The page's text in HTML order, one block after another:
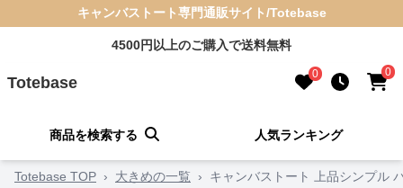
キャンバストート専門通販サイト/Totebase
4500円以上のご購入で送料無料
Totebase 0 0
商品を検索する 人気ランキング
Totebase TOP › 大きめの一覧 › キャンバストート 上品シンプル